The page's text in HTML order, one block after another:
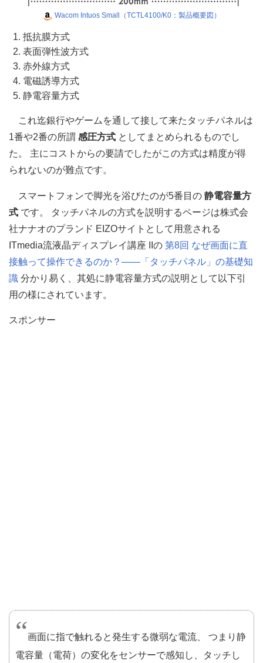
Wacom Intuos Small（TCTL4100/K0：製品概要図）
抵抗膜方式
表面弾性波方式
赤外線方式
電磁誘導方式
静電容量方式
これ迄銀行やゲームを通して接して来たタッチパネルは
1番や2番の所謂 感圧方式 としてまとめられるものでし
た。 主にコストからの要請でしたがこの方式は精度が得
られないのが難点です。
スマートフォンで脚光を浴びたのが5番目の 静電容量方
式 です。 タッチパネルの方式を説明するページは株式会
社ナナオのプランド EIZOサイトとして用意される
ITmedia流液晶ディスプレイ講座 IIの 第8回 なぜ画面に直
接触って操作できるのか？――「タッチパネル」の基礎知
識 分かり易く、其処に静電容量方式の説明として以下引
用の様にされています。
スポンサー
画面に指で触れると発生する微弱な電流、 つまり静
電容量（電荷）の変化をセンサーで感知し、タッチし